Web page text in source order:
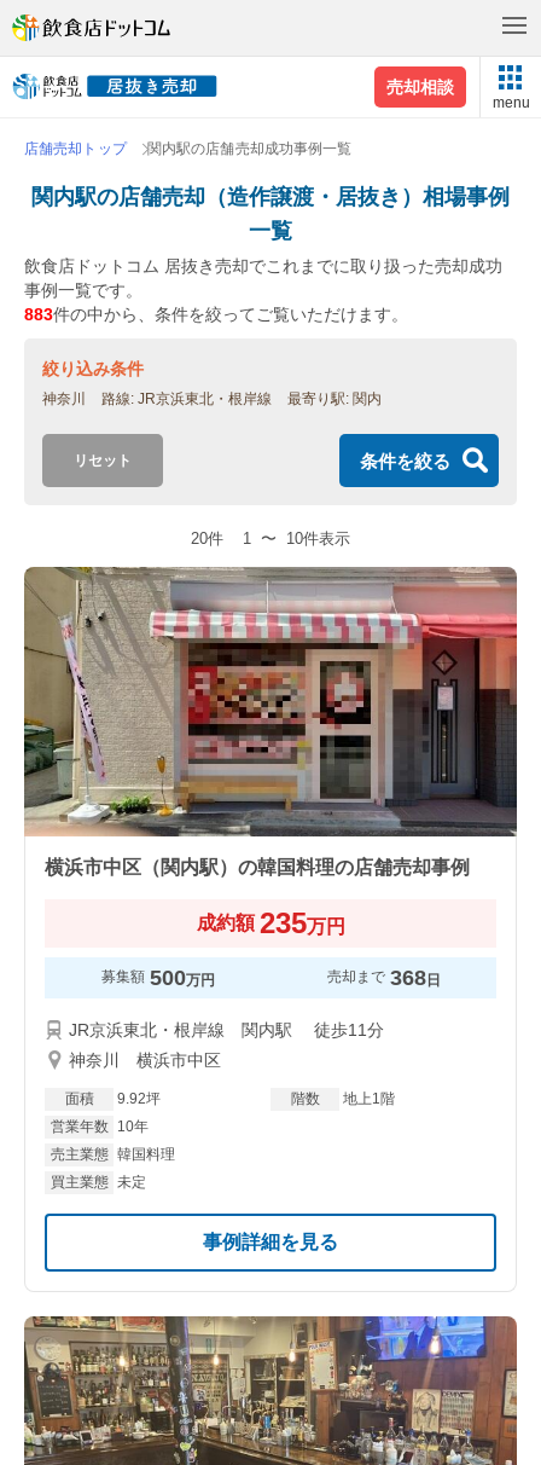
売却相談
menu
店舗売却トップ 関内駅の店舗売却成功事例一覧
関内駅の店舗売却（造作譲渡・居抜き）相場事例
一覧
飲食店ドットコム 居抜き売却でこれまでに取り扱った売却成功
事例一覧です。
883件の中から、条件を絞ってご覧いただけます。
絞り込み条件
神奈川 路線 JR京浜東北・根岸線 最寄り駅 関内
リセット 条件を絞る
20件 1 〜 10件表示
横浜市中区（関内駅）の韓国料理の店舗売却事例
成約額 235万円
募集額 500万円 売却まで 368日
JR京浜東北・根岸線 関内駅 徒歩11分
神奈川 横浜市中区
面積 9.92坪 階数
地上1階
営業年数
10年
売主業態 韓国料理
買主業態 未定
事例詳細を見る